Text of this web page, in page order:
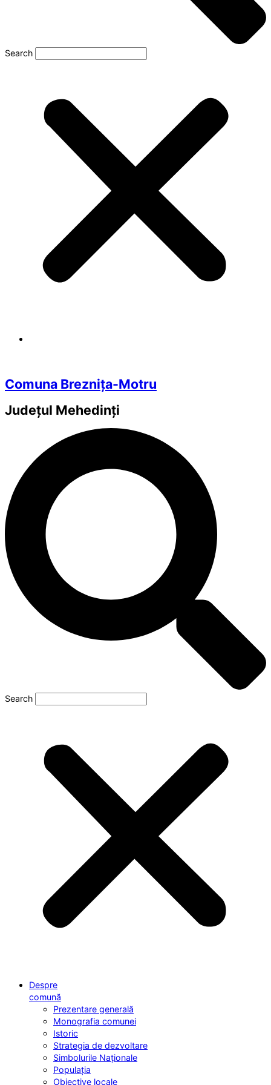
Search
Comuna Breznița-Motru
Județul Mehedinți
Search
Despre
comună
Prezentare generală
Monografia comunei
Istoric
Strategia de dezvoltare
Simbolurile Naționale
Populația
Obiective locale